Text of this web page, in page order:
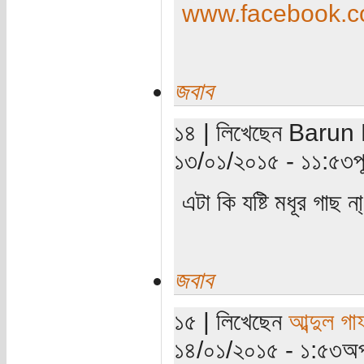
জবাব
১৪ | লিখেছেন Barun
১৩/০১/২০১৫ -
এটা কি যষ্টি মধূর
জবাব
১৫ | লিখেছেন আব্দুল
১৪/০১/২০১৫ -